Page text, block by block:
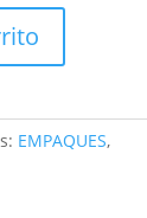
EMPAQUES,